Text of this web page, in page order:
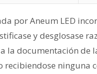
por Aneum LED
y desglosase
la documentación
recibiendose ninguna